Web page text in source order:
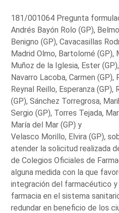
181/001064 Pregunta
Andrés Bayón Rolo (GP),
Benigno (GP), Cavacasillas
Madrid Olmo, Bartolomé (GP),
Muñoz de la Iglesia, Ester (GP),
Navarro Lacoba, Carmen (GP),
Reynal Reillo, Esperanza (GP),
(GP), Sánchez Torregrosa,
Sergio (GP), Torres Tejada,
María del Mar (GP) y
Velasco Morillo, Elvira (GP),
atender la solicitud realizada
de Colegios Oficiales de
alguna medida con la que
integración del farmacéutico y
farmacia en el sistema
redundar en beneficio de los